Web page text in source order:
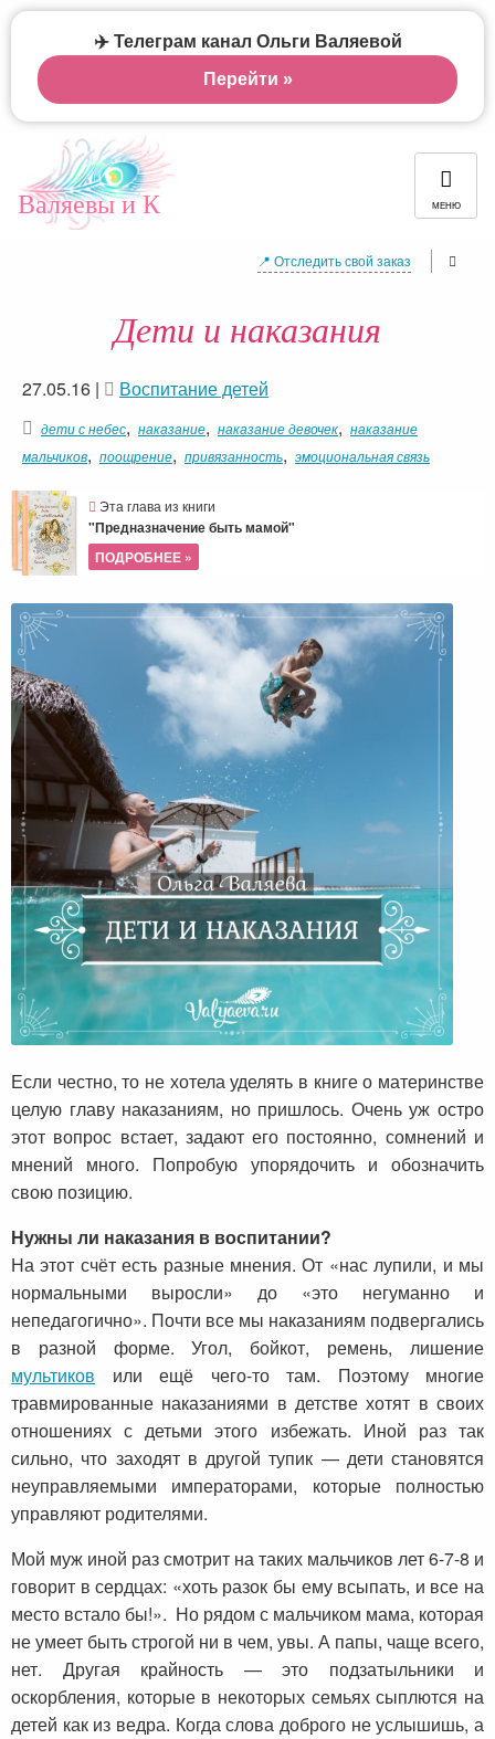
Валяевы и К МЕНЮ
📍 Отследить свой заказ
Дети и наказания
27.05.16 | Воспитание детей
дети с небес, наказание, наказание девочек, наказание
мальчиков, поощрение, привязанность, эмоциональная связь
Эта глава из книги
"Предназначение быть мамой"
ПОДРОБНЕЕ »
Если честно, то не хотела уделять в книге о материнстве
целую главу наказаниям, но пришлось. Очень уж остро
этот вопрос встает, задают его постоянно, сомнений и
мнений много. Попробую упорядочить и обозначить
свою позицию.
Нужны ли наказания в воспитании?
На этот счёт есть разные мнения. От «нас лупили, и мы
нормальными выросли» до «это негуманно и
непедагогично». Почти все мы наказаниям подвергались
в разной форме. Угол, бойкот, ремень, лишение
мультиков или ещё чего-то там. Поэтому многие
травмированные наказаниями в детстве хотят в своих
отношениях с детьми этого избежать. Иной раз так
сильно, что заходят в другой тупик — дети становятся
неуправляемыми императорами, которые полностью
управляют родителями.
Мой муж иной раз смотрит на таких мальчиков лет 6-7-8 и
говорит в сердцах: «хоть разок бы ему всыпать, и все на
место встало бы!». Но рядом с мальчиком мама, которая
не умеет быть строгой ни в чем, увы. А папы, чаще всего,
нет. Другая крайность — это подзатыльники и
оскорбления, которые в некоторых семьях сыплются на
детей как из ведра. Когда слова доброго не услышишь, а
✈️ Телеграм канал Ольги Валяевой
Перейти »